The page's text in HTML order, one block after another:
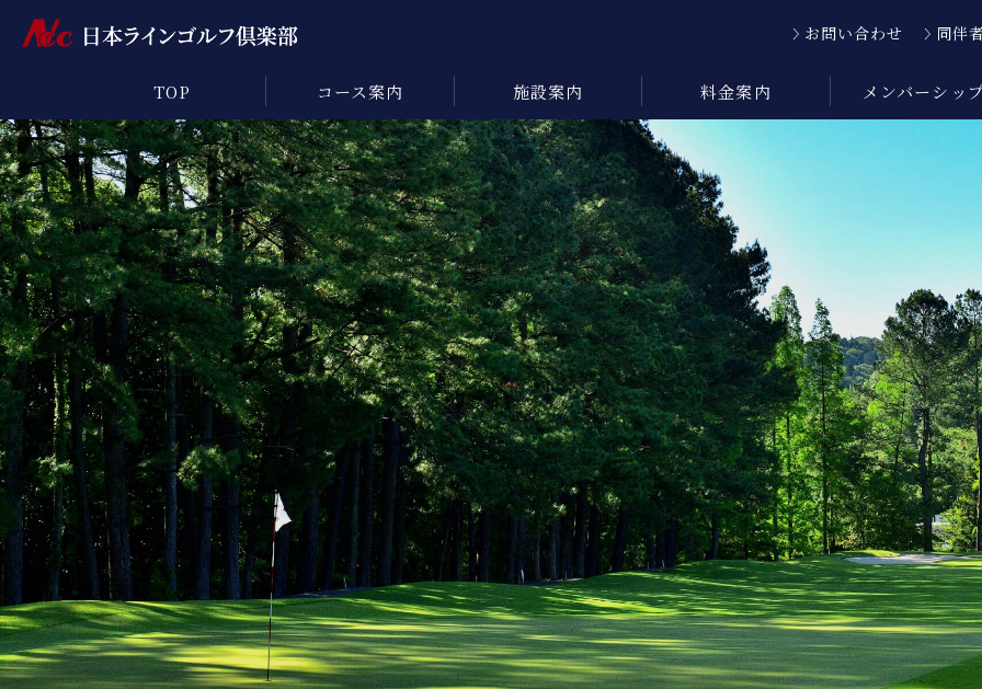
お問い合わせ 同伴
TOP コース案内 施設案内 料金案内 メンバーシッ